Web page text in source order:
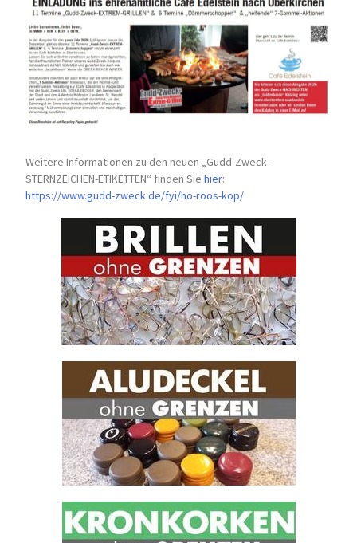
Weitere Informationen zu den neuen „Gudd-Zweck-
STERNZEICHEN-ETIKETTEN“ finden Siehier:
https://www.gudd-zweck.de/fyi/ho-roos-kop/